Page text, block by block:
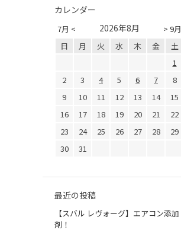
カレンダー
7月 < > 9月
2026年8月
日 月 火 水 木 金
土
1
2
3 4 5 6 7
8
9
10 11 12 13 14
15
16
17 18 19 20 21
22
23
24 25 26 27 28
29
30
31
最近の投稿
【スバル レヴォーグ】エアコン添加
剤！